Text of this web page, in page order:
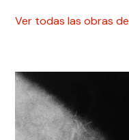
Ver todas las obras